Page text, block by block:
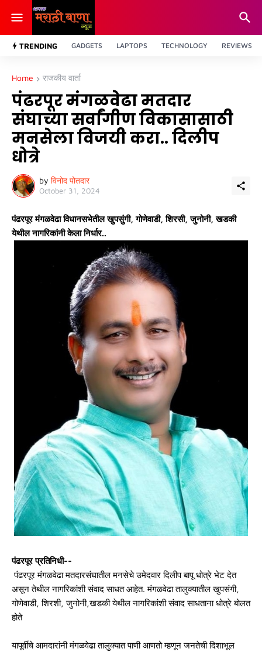
TRENDING GADGETS LAPTOPS TECHNOLOGY REVIEWS
Home राजकीय वार्ता
पंढरपूर मंगळवेढा मतदार
संघाच्या सर्वांगीण विकासासाठी
मनसेला विजयी करा.. दिलीप
धोत्रे
by विनोद पोतदार
October 31, 2024
पंढरपूर मंगळवेढा विधानसभेतील खुपसुंगी, गोणेवाडी, शिरसी, जुनोनी, खडकी
येथील नागरिकांनी केला निर्धार..
पंढरपूर प्रतिनिधी--
पंढरपूर मंगळवेढा मतदारसंघातील मनसेचे उमेदवार दिलीप बापू धोत्रे भेट देत
असून तेथील नागरिकांशी संवाद साधत आहेत. मंगळवेढा तालुक्यातील खुपसंगी,
गोणेवाडी, शिरशी, जुनोनी,खडकी येथील नागरिकांशी संवाद साधताना धोत्रे बोलत
होते
यापूर्वीचे आमदारांनी मंगळवेढा तालुक्यात पाणी आणतो म्हणून जनतेची दिशाभूल